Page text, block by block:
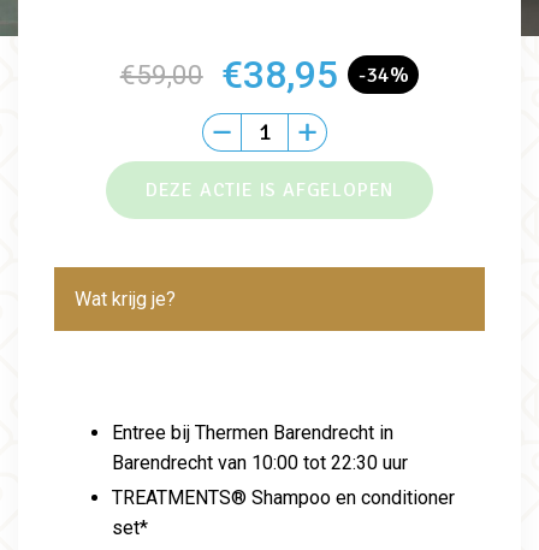
€59,00 €38,95 -34%
Wat krijg je?
Entree bij Thermen Barendrecht in
Barendrecht van 10:00 tot 22:30 uur
TREATMENTS® Shampoo en conditioner
set*